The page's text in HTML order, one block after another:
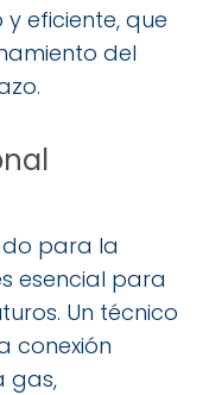
eficiente, que
del
para la
esencial para
Un técnico
conexión
gas,